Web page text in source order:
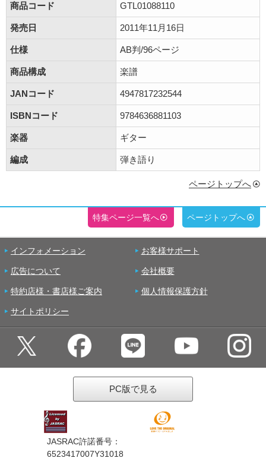
商品コード
GTL01088110
発売日 2011年11月16日
仕様 AB判/96ページ
商品構成 楽譜
JANコード 4947817232544
ISBNコード 9784636881103
楽器 ギター
編成 弾き語り
ページトップへ
特集ページ一覧へ ページトップへ
インフォメーション お客様サポート
広告について 会社概要
特約店様・書店様ご案内 個人情報保護方針
サイトポリシー
PC版で見る
JASRAC許諾番号：
6523417007Y31018